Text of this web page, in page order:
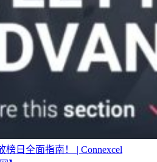
榜日全面指南！ | Connexcel